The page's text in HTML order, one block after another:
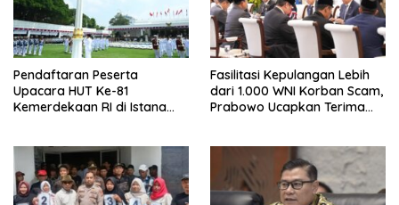
Pendaftaran Peserta
Upacara HUT Ke-81
Kemerdekaan RI di Istana
Fasilitasi Kepulangan Lebih
dari 1.000 WNI Korban Scam,
Prabowo Ucapkan Terima